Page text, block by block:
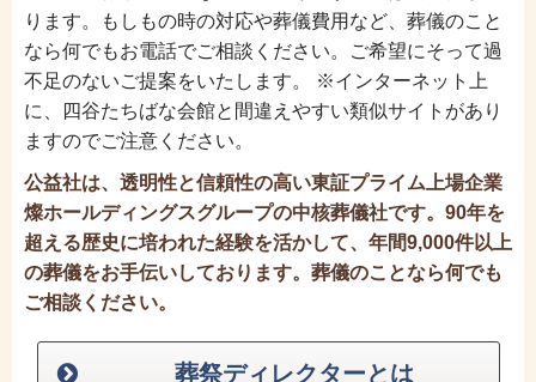
ります。もしもの時の対応や葬儀費用など、葬儀のこと
なら何でもお電話でご相談ください。ご希望にそって過
不足のないご提案をいたします。 ※インターネット上
に、四谷たちばな会館と間違えやすい類似サイトがあり
ますのでご注意ください。
公益社は、透明性と信頼性の高い東証プライム上場企業
燦ホールディングスグループの中核葬儀社です。90年を
超える歴史に培われた経験を活かして、年間9,000件以上
の葬儀をお手伝いしております。葬儀のことなら何でも
ご相談ください。
葬祭ディレクターとは